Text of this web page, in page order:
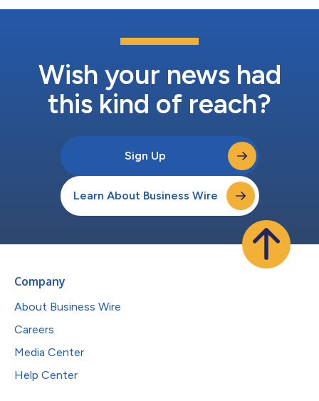
Wish your news had
this kind of reach?
Sign Up
Learn About Business Wire
Company
About Business Wire
Careers
Media Center
Help Center